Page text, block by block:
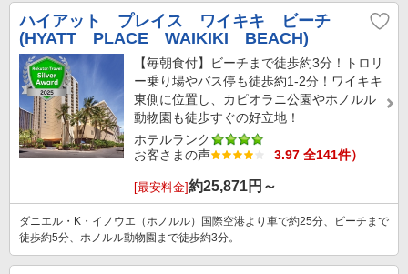
ハイアット プレイス ワイキキ ビーチ
(HYATT PLACE WAIKIKI BEACH)
【毎朝食付】ビーチまで徒歩約3分！トロリ
ー乗り場やバス停も徒歩約1-2分！ワイキキ
東側に位置し、カピオラニ公園やホノルル
動物園も徒歩すぐの好立地！
ホテルランク
お客さまの声
3.97 全141件）
[最安料金]約25,871円～
ダニエル・K・イノウエ（ホノルル）国際空港より車で約25分、ビーチまで
徒歩約5分、ホノルル動物園まで徒歩約3分。